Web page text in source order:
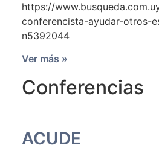
https://
conferencista-ayudar-otros-
n5392044
Ver más »
Conferencias
ACUDE